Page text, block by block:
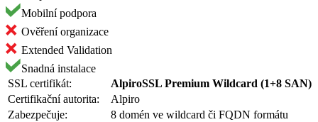
Mobilní podpora
Ověření organizace
Extended Validation
Snadná instalace
SSL certifikát:
AlpiroSSL Premium Wildcard (1+8 SAN)
Certifikační autorita:
Alpiro
Zabezpečuje:
8 domén ve wildcard či FQDN formátu